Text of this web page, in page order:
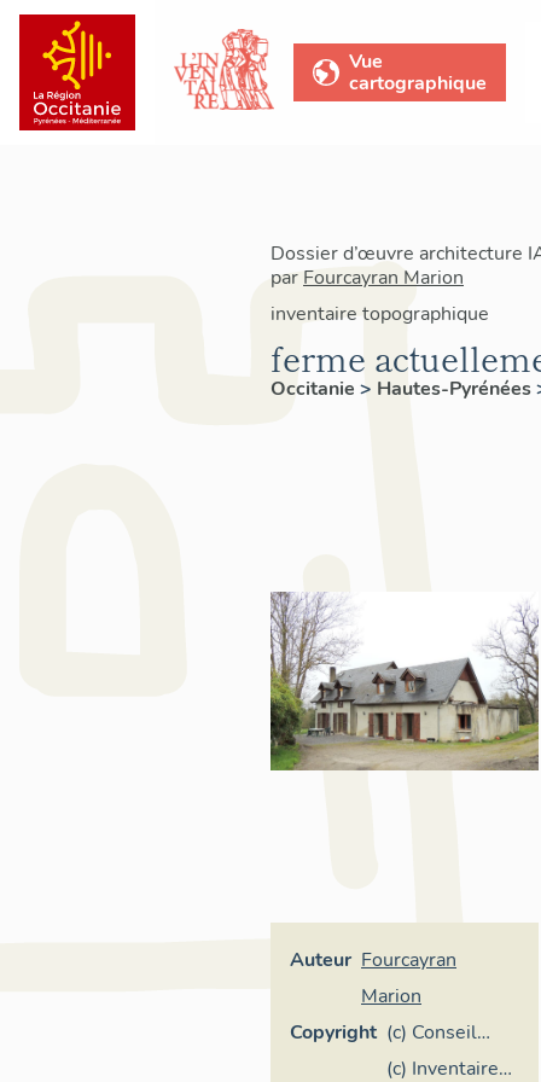
Vue
cartographique
Dossier d’œuvre architecture
par Fourcayran Marion
inventaire topographique
ferme
Occitanie > Hautes-Pyrénées
Auteur Fourcayran
Marion
Copyright (c) Conseil
départemental
(c) Inventaire